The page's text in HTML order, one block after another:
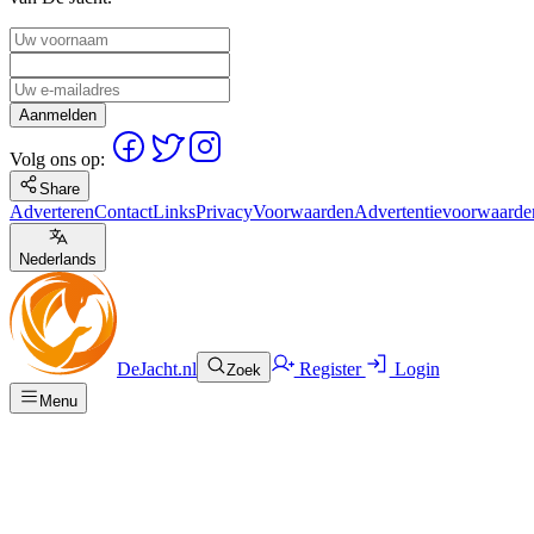
Aanmelden
Volg ons op:
Share
AdverterenContactLinksPrivacyVoorwaarden
Nederlands
DeJacht.nl Zoek Register Login
Menu